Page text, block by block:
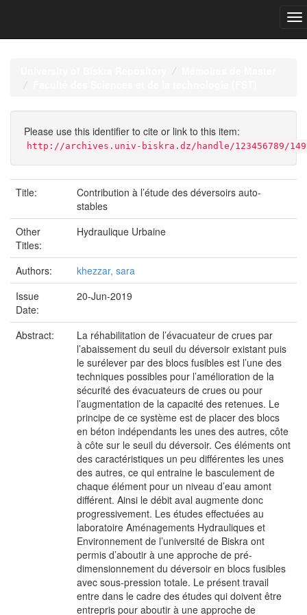
Please use this identifier to cite or link to this item:
http://archives.univ-biskra.dz/handle/123456789/
Title:
Contribution à l’étude des déversoirs auto-
stables
Other
Titles:
Hydraulique Urbaine
Authors:
khezzar, sara
Issue
Date:
20-Jun-2019
Abstract:
La réhabilitation de l’évacuateur de crues par
l’abaissement du seuil du déversoir existant puis
le surélever par des blocs fusibles est l’une des
techniques possibles pour l’amélioration de la
sécurité des évacuateurs de crues ou pour
l’augmentation de la capacité des retenues. Le
principe de ce système est de placer des blocs
en béton indépendants les unes des autres, côte
à côte sur le seuil du déversoir. Ces éléments ont
des caractéristiques un peu différentes les unes
des autres, ce qui entraine le basculement de
chaque élément pour un niveau d’eau amont
différent. Ainsi le débit aval augmente donc
progressivement. Les études effectuées au
laboratoire Aménagements Hydrauliques et
Environnement de l’université de Biskra ont
permis d’aboutir à une approche de pré-
dimensionnement du déversoir en blocs fusibles
avec sous-pression totale. Le présent travail
entre dans le cadre des études qui doivent être
entrepris pour aboutir à une approche de